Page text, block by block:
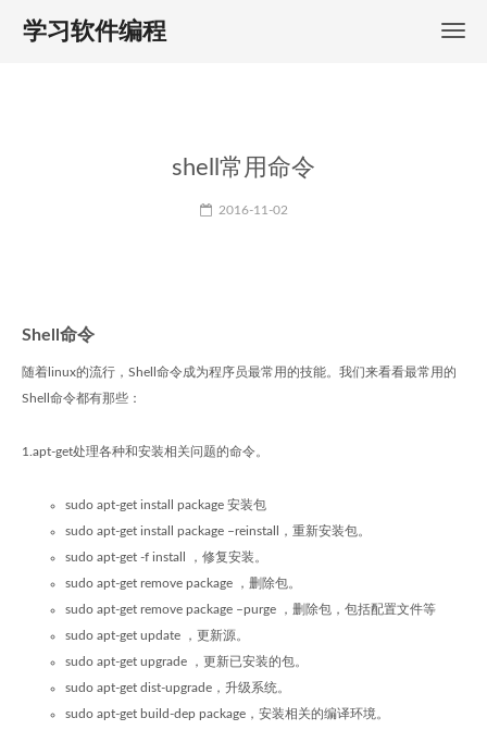
学习软件编程
shell常用命令
2016-11-02
Shell命令
随着linux的流行，Shell命令成为程序员最常用的技能。我们来看看最常用的
Shell命令都有那些：
1.apt-get处理各种和安装相关问题的命令。
sudo apt-get install package 安装包
sudo apt-get install package –reinstall，重新安装包。
sudo apt-get -f install ，修复安装。
sudo apt-get remove package ，删除包。
sudo apt-get remove package –purge ，删除包，包括配置文件等
sudo apt-get update ，更新源。
sudo apt-get upgrade ，更新已安装的包。
sudo apt-get dist-upgrade，升级系统。
sudo apt-get build-dep package，安装相关的编译环境。